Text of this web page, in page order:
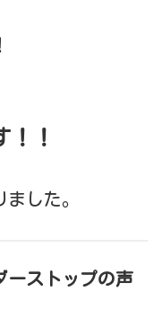
！！
した。
ーストップの声